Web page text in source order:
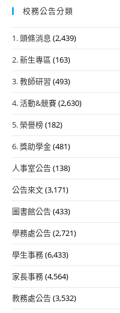
校務公告分類
1. 頭條消息 (2,439)
2. 新生專區 (163)
3. 教師研習 (493)
4. 活動&競賽(2,630)
5. 榮譽榜(182)
6. 獎助學金(481)
人事室公告(138)
公告來文(3,171)
圖書館公告(433)
學務處公告(2,721)
學生事務(6,433)
家長事務(4,564)
教務處公告(3,532)